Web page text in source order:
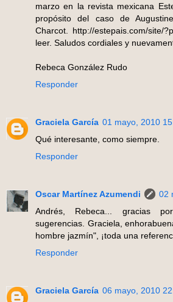
marzo en la revista mexicana
propósito del caso de
Charcot. http://estepais.com/site/
leer. Saludos cordiales y
Rebeca González Rudo
Responder
Graciela García 01 mayo, 2010
Qué interesante, como siempre.
Responder
Oscar Martínez Azumendi
02
Andrés, Rebeca... gracias
sugerencias. Graciela,
hombre jazmín", ¡toda una
Responder
Graciela García 06 mayo, 2010